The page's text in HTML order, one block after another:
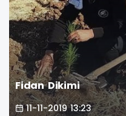
Fidan Dikimi
11-11-2019 13:23